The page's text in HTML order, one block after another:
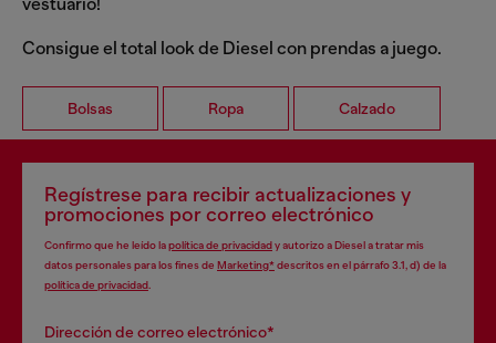
vestuario!
Consigue el total look de Diesel con prendas a juego.
Bolsas Ropa Calzado
Regístrese para recibir actualizaciones y
promociones por correo electrónico
Confirmo que he leído lapolítica de privacidady autorizo a Diesel a tratar mis
datos personales para los fines de Marketing*descritos en el párrafo 3.1, d) de la
política de privacidad
Dirección de correo electrónico*